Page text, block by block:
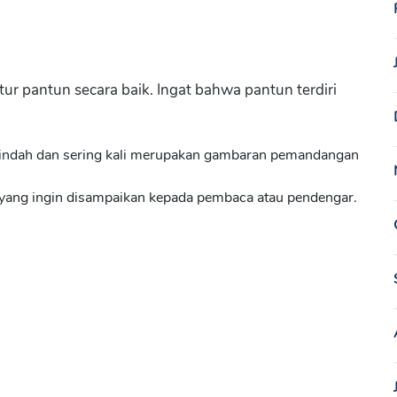
pantun secara baik. Ingat bahwa pantun terdiri
dan sering kali merupakan gambaran pemandangan
ingin disampaikan kepada pembaca atau pendengar.